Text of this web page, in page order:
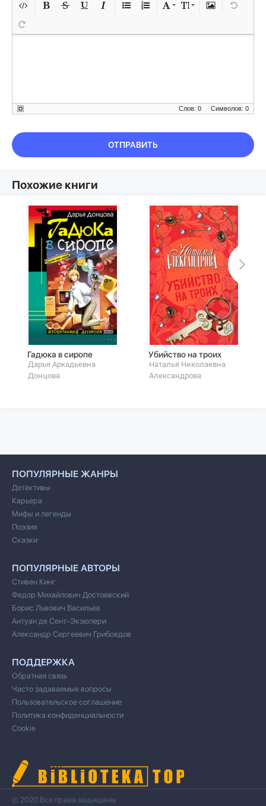
Символов: 0
Слов: 0
ОТПРАВИТЬ
Похожие книги
Гадюка в сиропе
Дарья Аркадьевна
Донцова
Убийство на троих
Наталья Николаевна
Александрова
ПОПУЛЯРНЫЕ ЖАНРЫ
Детективы
Карьера
Мифы и легенды
Поэзия
Сказки
ПОПУЛЯРНЫЕ АВТОРЫ
Стивен Кинг
Федор Михайлович Достоевский
Борис Львович Васильев
Антуан де Сент-Экзюпери
Александр Сергеевич Грибоедов
ПОДДЕРЖКА
Обратная связь
Часто задаваемые вопросы
Пользовательское соглашение
Политика конфиденциальности
Cookie
© 2020 Все права защищены